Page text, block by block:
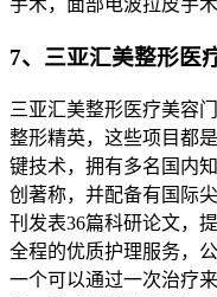
手术，面部电波拉皮手术
7、三亚汇美整形医
三亚汇美整形医疗美容
整形精英，这些项目都
键技术，拥有多名国内
创著称，并配备有国际
刊发表36篇科研论文，
全程的优质护理服务，
一个可以通过一次治疗